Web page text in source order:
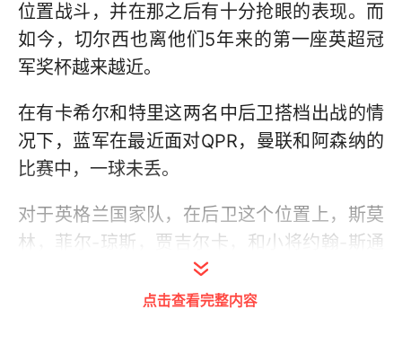
位置战斗，并在那之后有十分抢眼的表现。而
如今，切尔西也离他们5年来的第一座英超冠
军奖杯越来越近。
在有卡希尔和特里这两名中后卫搭档出战的情
况下，蓝军在最近面对QPR，曼联和阿森纳的
比赛中，一球未丢。
对于英格兰国家队，在后卫这个位置上，斯莫
林，菲尔-琼斯，贾吉尔卡，和小将约翰-斯通
斯以及埃里克-代尔等球员可供主帅霍奇森选
择。作为前英国国家队队长的特里在2012年退
点击查看完整内容